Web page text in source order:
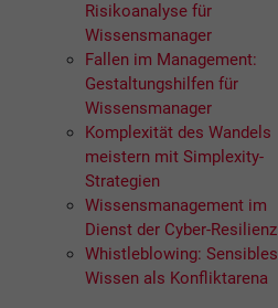
Risikoanalyse für
Wissensmanager
Fallen im Management:
Gestaltungshilfen für
Wissensmanager
Komplexität des Wandels
meistern mit Simplexity-
Strategien
Wissensmanagement im
Dienst der Cyber-Resilienz
Whistleblowing: Sensibles
Wissen als Konfliktarena